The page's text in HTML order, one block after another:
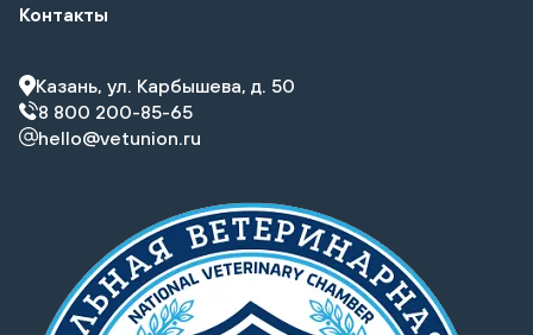
Контакты
Казань, ул. Карбышева, д. 50
8 800 200-85-65
hello@vetunion.ru